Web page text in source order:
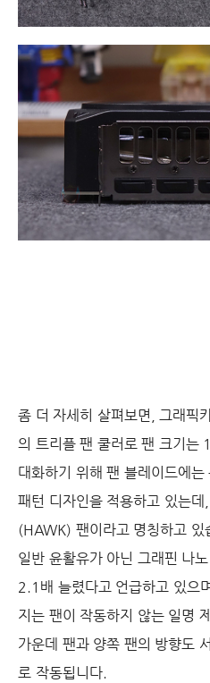
좀 더 자세히 살펴보면, 그래픽
의 트리플 팬 쿨러로 팬 크기
대화하기 위해 팬 블레이드에
패턴 디자인을 적용하고 있는
(HAWK) 팬이라고 명칭하고 있
일반 윤활유가 아닌 그래핀 나
2.1배 늘렸다고 언급하고 있으
지는 팬이 작동하지 않는 일명
가운데 팬과 양쪽 팬의 방향도
로 작동됩니다.